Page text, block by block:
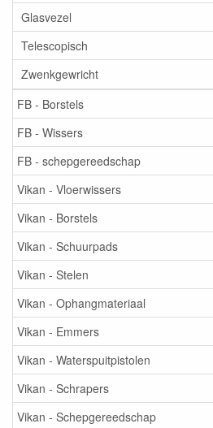
Glasvezel
Telescopisch
Zwenkgewricht
FB - Borstels
FB - Wissers
FB - schepgereedschap
Vikan - Vloerwissers
Vikan - Borstels
Vikan - Schuurpads
Vikan - Stelen
Vikan - Ophangmateriaal
Vikan - Emmers
Vikan - Waterspuitpistolen
Vikan - Schrapers
Vikan - Schepgereedschap